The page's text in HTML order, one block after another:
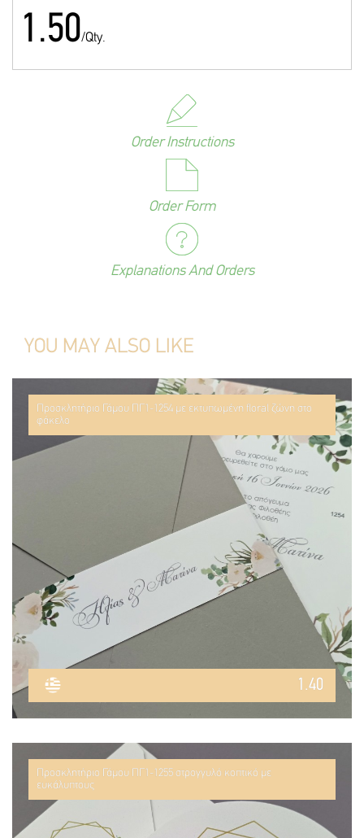
1.50/Qty.
Order Instructions
Order Form
Explanations And Orders
YOU MAY ALSO LIKE
Προσκλητήριο Γάμου ΠΓ1-1254 με εκτυπωμένη floral ζώνη στο
φάκελο
1.40
Προσκλητήριο Γάμου ΠΓ1-1255 στρογγυλό κοπτικό με
ευκάλυπτους